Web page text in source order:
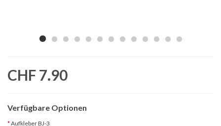
CHF 7.90
Verfügbare Optionen
Aufkleber BJ-3